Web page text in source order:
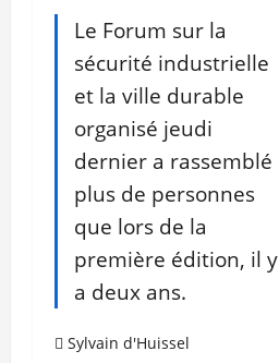
Le Forum sur la
sécurité industrielle
et la ville durable
organisé jeudi
dernier a rassemblé
plus de personnes
que lors de la
première édition, il y
a deux ans.
Sylvain d'Huissel